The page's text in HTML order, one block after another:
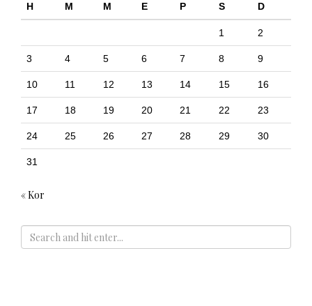
H M M E P S D
1 2
3 4 5 6 7 8 9
10 11 12 13 14 15 16
17 18 19 20 21 22 23
24 25 26 27 28 29 30
31
« Kor